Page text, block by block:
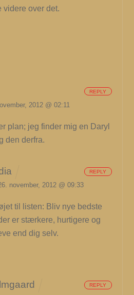
videre over det.
2012 @ 02:11
plan; jeg finder mig en Daryl
den derfra.
REPLY
november, 2012 @ 09:33
til listen: Bliv nye bedste
er stærkere, hurtigere og
end dig selv.
REPLY
REPLY